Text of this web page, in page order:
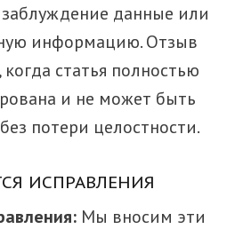
данные или
информацию. Отзыв
статья полностью
и не может быть
потери целостности.
ИСПРАВЛЕНИЯ
Мы вносим эти